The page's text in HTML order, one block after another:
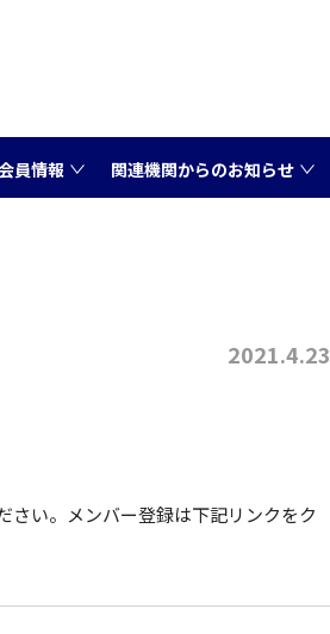
員情報 関連機関からのお知らせ
2021.4.23
さい。メンバー登録は下記リンクをク